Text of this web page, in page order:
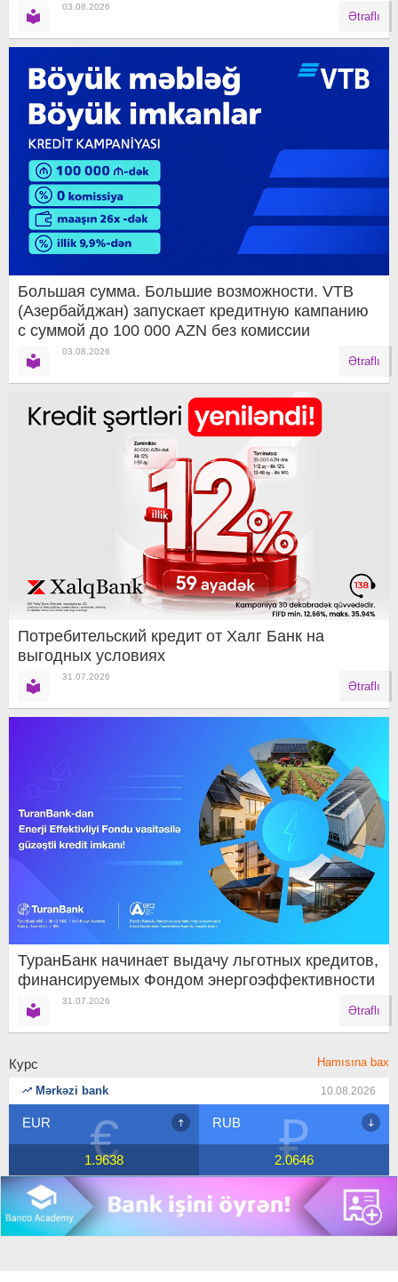
03.08.2026
Ətraflı
Большая сумма. Большие возможности. VTB
(Азербайджан) запускает кредитную кампанию
с суммой до 100 000 AZN без комиссии
03.08.2026
Ətraflı
Потребительский кредит от Халг Банк на
выгодных условиях
31.07.2026
Ətraflı
ТуранБанк начинает выдачу льготных кредитов,
финансируемых Фондом энергоэффективности
31.07.2026
Ətraflı
Курс Hamısına bax
Mərkəzi bank 10.08.2026
€
EUR
1.9638 ₽
RUB
2.0646